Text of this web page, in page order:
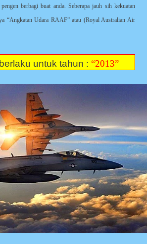
berbagi buat anda. Seberapa jauh sih kekuatan
“Angkatan Udara RAAF” atau (Royal Australian Air
untuk tahun : “2013”